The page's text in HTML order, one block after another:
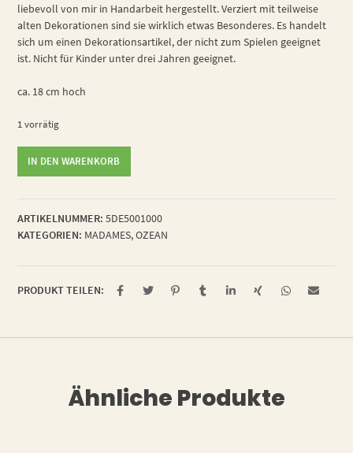
49,00 €20,00 €.
liebevoll von mir in Handarbeit hergestellt. Verziert mit teilweise
alten Dekorationen sind sie wirklich etwas Besonderes. Es handelt
sich um einen Dekorationsartikel, der nicht zum Spielen geeignet
ist. Nicht für Kinder unter drei Jahren geeignet.
ca. 18 cm hoch
1 vorrätig
IN DEN WARENKORB
ARTIKELNUMMER: 5DE5001000
KATEGORIEN: MADAMES,OZEAN
PRODUKT TEILEN:
Ähnliche Produkte